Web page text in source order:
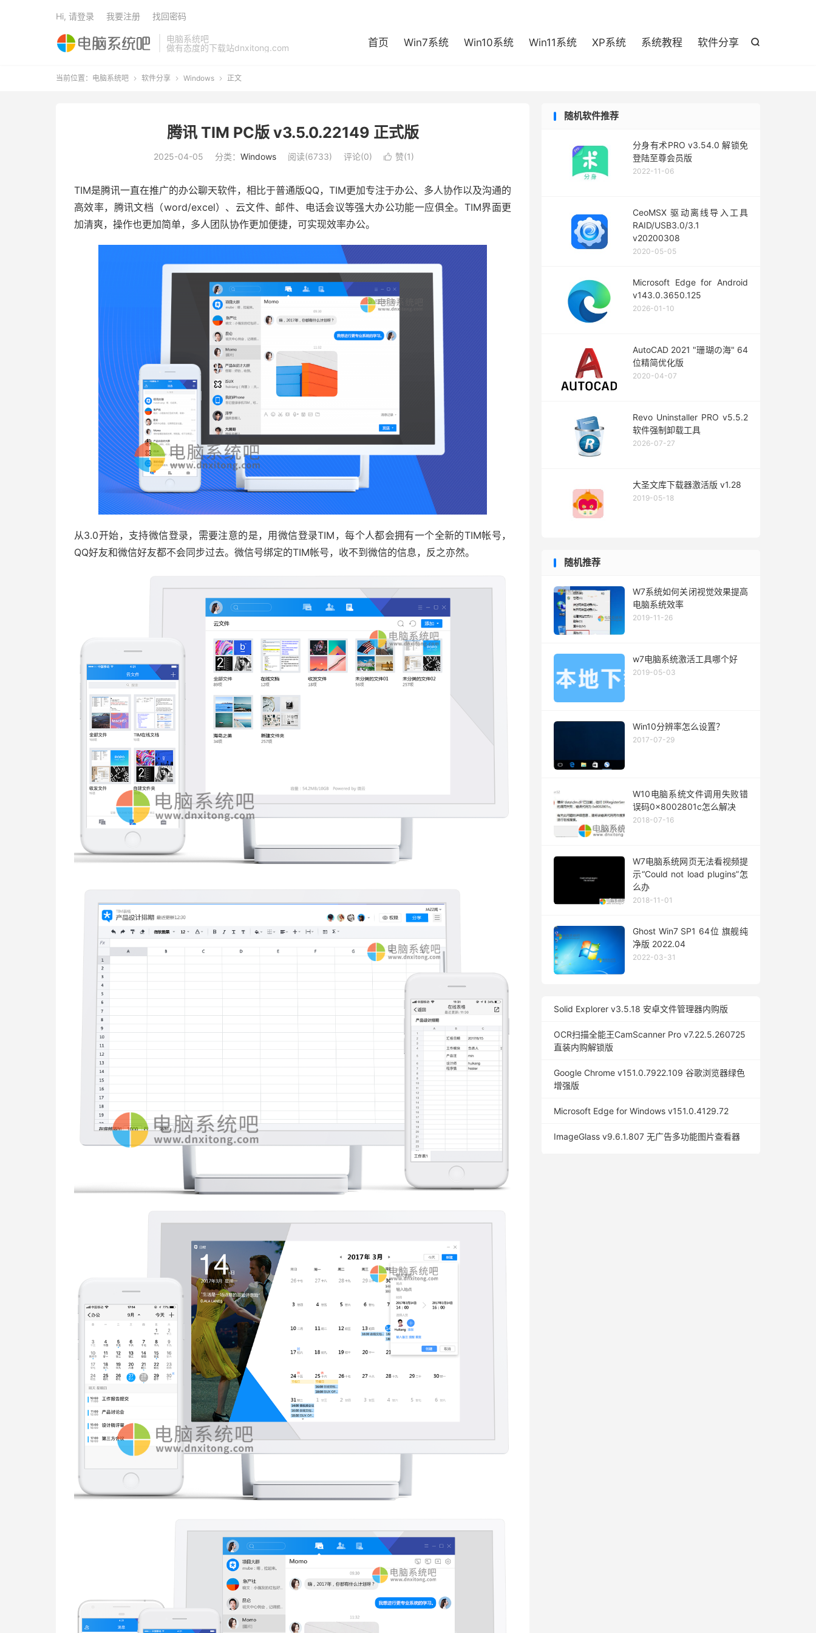
电脑系统吧
做有态度的下载站dnxitong.com

首页 Win7系统 Win10系统 Win11系统 XP系统 系统教程 软件分享
Hi, 请登录 我要注册 找回密码
当前位置： 电脑系统吧  软件分享  Windows  正文
腾讯 TIM PC版 v3.5.0.22149 正式版
2025-04-05 分类： Windows 阅读(6733) 评论(0)  赞(1)
TIM是腾讯一直在推广的办公聊天软件，相比于普通版QQ，TIM更加专注于办公、多人协作以及沟通的
高效率，腾讯文档（word/excel）、云文件、邮件、电话会议等强大办公功能一应俱全。TIM界面更
加清爽，操作也更加简单，多人团队协作更加便捷，可实现效率办公。
从3.0开始，支持微信登录，需要注意的是，用微信登录TIM，每个人都会拥有一个全新的TIM帐号，
QQ好友和微信好友都不会同步过去。微信号绑定的TIM帐号，收不到微信的信息，反之亦然。
随机软件推荐
分身有术PRO v3.54.0 解锁免
登陆至尊会员版
2022-11-06
CeoMSX 驱动离线导入工具
RAID/USB3.0/3.1
v20200308
2020-05-05
Microsoft Edge for Android
v143.0.3650.125
2026-01-10
AutoCAD 2021 "珊瑚の海" 64
位精简优化版
2020-04-07
Revo Uninstaller PRO v5.5.2
软件强制卸载工具
2026-07-27
大圣文库下载器激活版 v1.28
2019-05-18
随机推荐
W7系统如何关闭视觉效果提高
电脑系统效率
2019-11-26
w7电脑系统激活工具哪个好
2019-05-03
Win10分辨率怎么设置？
2017-07-29
W10电脑系统文件调用失败错
误码0x8002801c怎么解决
2018-07-16
W7电脑系统网页无法看视频提
示“Could not load plugins”怎
么办
2018-11-01
Ghost Win7 SP1 64位 旗舰纯
净版 2022.04
2022-03-31
Solid Explorer v3.5.18 安卓文件管理器内购版
OCR扫描全能王CamScanner Pro v7.22.5.260725
直装内购解锁版
Google Chrome v151.0.7922.109 谷歌浏览器绿色
增强版
Microsoft Edge for Windows v151.0.4129.72
ImageGlass v9.6.1.807 无广告多功能图片查看器